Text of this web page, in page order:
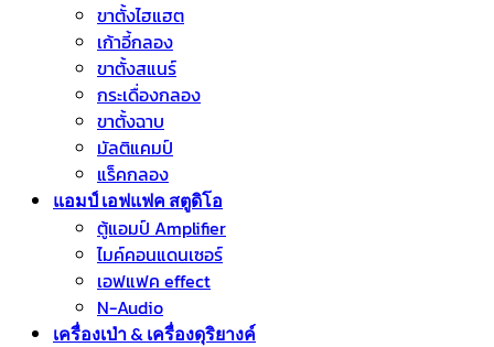
ขาตั้งไฮแฮต
เก้าอี้กลอง
ขาตั้งสแนร์
กระเดื่องกลอง
ขาตั้งฉาบ
มัลติแคมป์
แร็คกลอง
แอมป์ เอฟแฟค สตูดิโอ
ตู้แอมป์ Amplifier
ไมค์คอนแดนเซอร์
เอฟแฟค effect
N-Audio
เครื่องเป่า & เครื่องดุริยางค์